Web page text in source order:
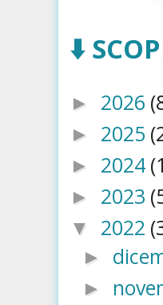
⬇️
► 2026
► 2025
► 2024
► 2023
▼ 2022
►
►